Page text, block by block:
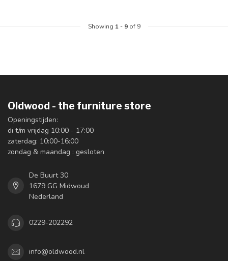
Showing 1- 9of 9
Oldwood - the furniture store
Openingstijden:
di t/m vrijdag 10:00 - 17:00
zaterdag: 10:00-16:00
zondag & maandag : gesloten
De Buurt 30
1679 GG Midwoud
Nederland
0229-202292
info@oldwood.nl